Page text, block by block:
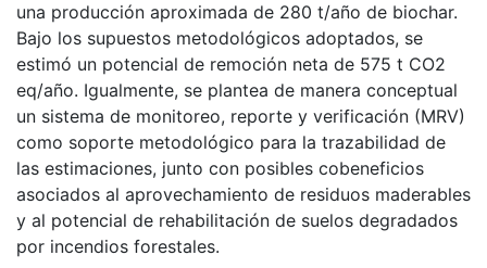
una producción aproximada de 280 t/año de biochar.
Bajo los supuestos metodológicos adoptados, se
estimó un potencial de remoción neta de 575 t CO2
eq/año. Igualmente, se plantea de manera conceptual
un sistema de monitoreo, reporte y verificación (MRV)
como soporte metodológico para la trazabilidad de
las estimaciones, junto con posibles cobeneficios
asociados al aprovechamiento de residuos maderables
y al potencial de rehabilitación de suelos degradados
por incendios forestales.